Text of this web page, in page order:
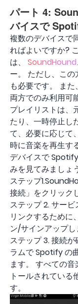
パート 4:
バイスで
複数のデバイスで
ればよいですか?
は、 SoundHound
ー。 ただし、こ
も必要です。 ま
両方でのみ利用可
プレイリストは、
たり、一時停止し
て、必要に応じて
時に音楽を再生す
デバイスで
みを見てみましょ
ステップ
接続」をクリック
ステップ 2. サー
リンクするために
ン/サインアップし
ステップ 3. 接続
ラムで Spotify の
ます。 すべての
トールされている
す。